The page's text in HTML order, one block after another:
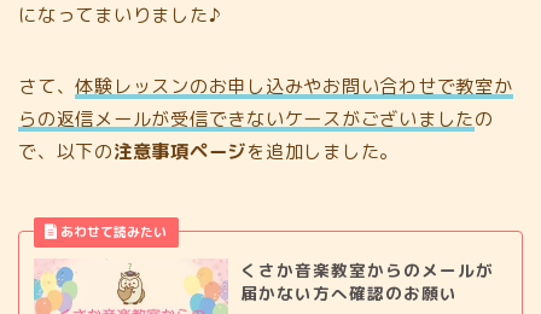
になってまいりました♪
さて、体験レッスンのお申し込みやお問い合わせで教室か
らの返信メールが受信できないケースがございましたの
で、以下の注意事項ページを追加しました。
くさか音楽教室からのメールが
届かない方へ確認のお願い